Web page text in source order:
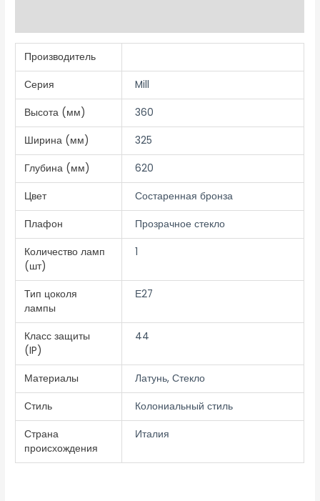
Производитель
Серия Mill
Высота (мм) 360
Ширина (мм) 325
Глубина (мм) 620
Цвет Состаренная бронза
Плафон Прозрачное стекло
Количество ламп
(шт)
1
Тип цоколя
лампы
Е27
Класс защиты
(IP)
44
Материалы Латунь, Стекло
Стиль Колониальный стиль
Страна
происхождения
Италия